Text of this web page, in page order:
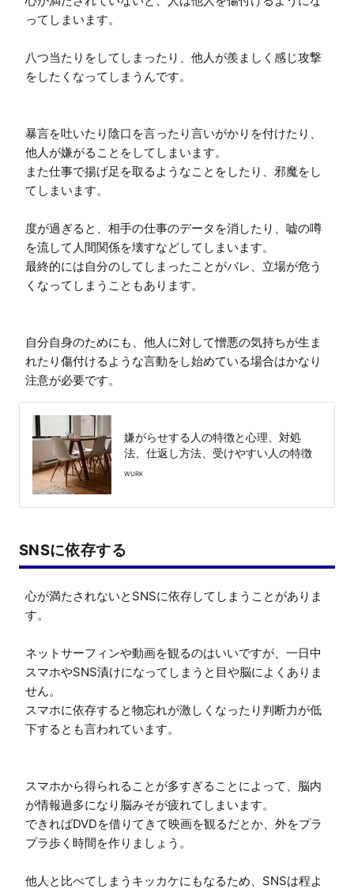
ってしまいます。
八つ当たりをしてしまったり、他人が羨ましく感じ攻撃
をしたくなってしまうんです。
暴言を吐いたり陰口を言ったり言いがかりを付けたり、
他人が嫌がることをしてしまいます。
また仕事で揚げ足を取るようなことをしたり、邪魔をし
てしまいます。
度が過ぎると、相手の仕事のデータを消したり、嘘の噂
を流して人間関係を壊すなどしてしまいます。
最終的には自分のしてしまったことがバレ、立場が危う
くなってしまうこともあります。
自分自身のためにも、他人に対して憎悪の気持ちが生ま
れたり傷付けるような言動をし始めている場合はかなり
注意が必要です。
嫌がらせする人の特徴と心理、対処
法、仕返し方法、受けやすい人の特徴
WURK
SNSに依存する
心が満たされないとSNSに依存してしまうことがありま
す。
ネットサーフィンや動画を観るのはいいですが、一日中
スマホやSNS漬けになってしまうと目や脳によくありま
せん。
スマホに依存すると物忘れが激しくなったり判断力が低
下するとも言われています。
スマホから得られることが多すぎることによって、脳内
が情報過多になり脳みそが疲れてしまいます。
できればDVDを借りてきて映画を観るだとか、外をプラ
プラ歩く時間を作りましょう。
他人と比べてしまうキッカケにもなるため、SNSは程よ